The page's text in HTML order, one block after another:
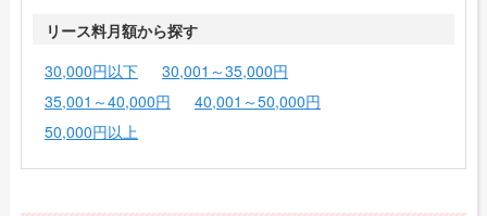
リース料月額から探す
30,000円以下
30,001～35,000円
35,001～40,000円
40,001～50,000円
50,000円以上